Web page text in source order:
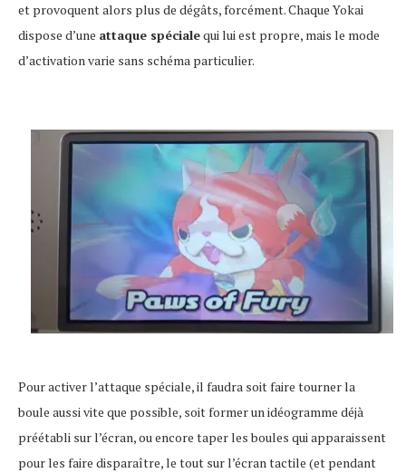
et provoquent alors plus de dégâts, forcément. Chaque Yokai
dispose d’une attaque spécialequi lui est propre, mais le mode
d’activation varie sans schéma particulier.
Pour activer l’attaque spéciale, il faudra soit faire tourner la
boule aussi vite que possible, soit former un idéogramme déjà
préétabli sur l’écran, ou encore taper les boules qui apparaissent
pour les faire disparaître, le tout sur l’écran tactile (et pendant